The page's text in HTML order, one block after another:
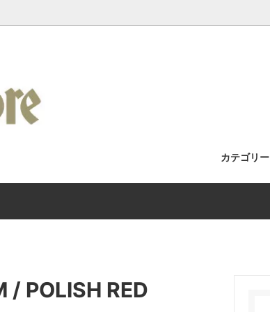
カテゴリー
ブレーキ / ブレーキレバー
Goods SHIIMANO
問・取付車両カ
/ POLISH RED